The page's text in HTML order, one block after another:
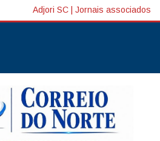
Adjori SC Jornais associados